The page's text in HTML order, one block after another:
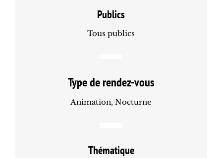
Publics
Tous publics
Type de rendez-vous
Animation, Nocturne
Thématique